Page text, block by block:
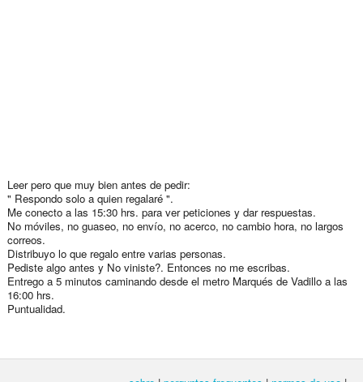
Leer pero que muy bien antes de pedir:
" Respondo solo a quien regalaré ".
Me conecto a las 15:30 hrs. para ver peticiones y dar respuestas.
No móviles, no guaseo, no envío, no acerco, no cambio hora, no largos
correos.
Distribuyo lo que regalo entre varias personas.
Pediste algo antes y No viniste?. Entonces no me escribas.
Entrego a 5 minutos caminando desde el metro Marqués de Vadillo a las
16:00 hrs.
Puntualidad.